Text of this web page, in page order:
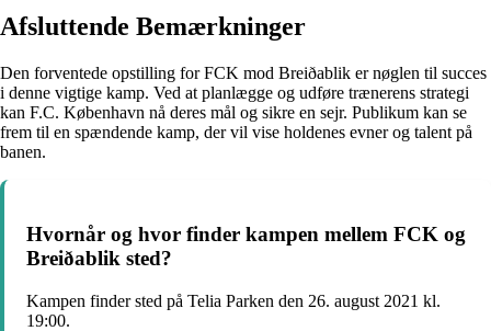
Afsluttende Bemærkninger
Den forventede opstilling for FCK mod Breiðablik er nøglen til succes
i denne vigtige kamp. Ved at planlægge og udføre trænerens strategi
kan F.C. København nå deres mål og sikre en sejr. Publikum kan se
frem til en spændende kamp, der vil vise holdenes evner og talent på
banen.
Hvornår og hvor finder kampen mellem FCK og
Breiðablik sted?
Kampen finder sted på Telia Parken den 26. august 2021 kl.
19:00.